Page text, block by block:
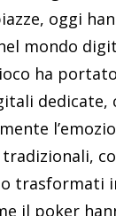
oggi
mondo
ha
dedicate,
trasformati
il poker